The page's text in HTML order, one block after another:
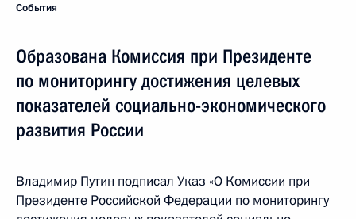
События
Образована Комиссия при Президенте
по мониторингу достижения целевых
показателей социально-экономического
развития России
Владимир Путин подписал Указ «О Комиссии при
Президенте Российской Федерации по мониторингу